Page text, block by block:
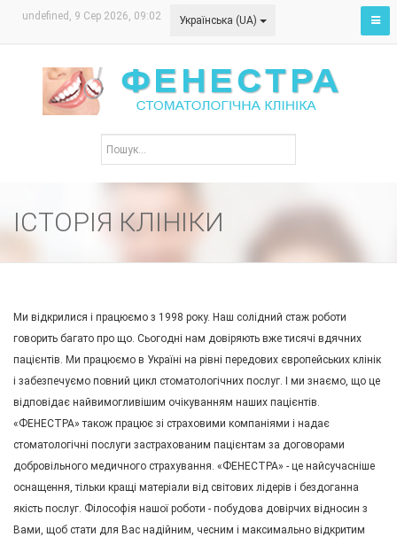
Українська (UA)
undefined, 9 Сер 2026, 09:02
ІСТОРІЯ КЛІНІКИ
Ми відкрилися і працюємо з 1998 року. Наш солідний стаж роботи
говорить багато про що. Сьогодні нам довіряють вже тисячі вдячних
пацієнтів. Ми працюємо в Україні на рівні передових європейських клінік
і забезпечуємо повний цикл стоматологічних послуг. І ми знаємо, що це
відповідає найвимогливішим очікуванням наших пацієнтів.
«ФЕНЕСТРА» також працює зі страховими компаніями і надає
стоматологічні послуги застрахованим пацієнтам за договорами
добровільного медичного страхування. «ФЕНЕСТРА» - це найсучасніше
оснащення, тільки кращі матеріали від світових лідерів і бездоганна
якість послуг. Філософія нашої роботи - побудова довірчих відносин з
Вами, щоб стати для Вас надійним, чесним і максимально відкритим